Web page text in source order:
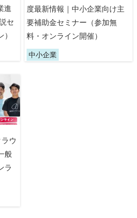
進
セ
度最新情報｜中小企業向け主
要補助金セミナー（参加無
料・オンライン開催）
中小企業
ウ
般
ラ